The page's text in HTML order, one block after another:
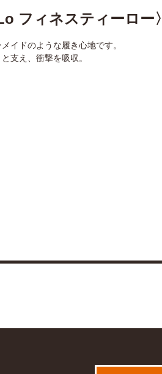
フィネスティーロー〉
イドのような履き心地です。
支え、衝撃を吸収。